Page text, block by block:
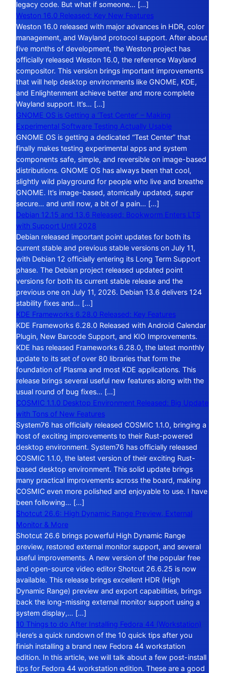
legacy code. But what if someone… […]
Weston 16.0 Released: Key New Features
Weston 16.0 released with major advances in HDR, color
management, and Wayland protocol support. After about
five months of development, the Weston project has
officially released Weston 16.0, the reference Wayland
compositor. This version brings important improvements
that will help desktop environments like GNOME, KDE,
and Enlightenment achieve better and more complete
Wayland support. It’s… […]
GNOME OS is Getting a ‘Test Center’ – Making
Experimental Software Testing Actually Usable
GNOME OS is getting a dedicated “Test Center” that
finally makes testing experimental apps and system
components safe, simple, and reversible on image-based
distributions. GNOME OS has always been that cool,
slightly wild playground for people who live and breathe
GNOME. It’s image-based, atomically updated, super
secure… and until now, a bit of a pain… […]
Debian 12.15 and 13.6 Released: Bookworm Enters LTS
with Support Until 2028
Debian released important point updates for both its
current stable and previous stable versions on July 11,
with Debian 12 officially entering its Long Term Support
phase. The Debian project released updated point
versions for both its current stable release and the
previous one on July 11, 2026. Debian 13.6 delivers 124
stability fixes and… […]
KDE Frameworks 6.28.0 Released: Key Features
KDE Frameworks 6.28.0 Released with Android Calendar
Plugin, New Barcode Support, and KIO Improvements.
KDE has released Frameworks 6.28.0, the latest monthly
update to its set of over 80 libraries that form the
foundation of Plasma and most KDE applications. This
release brings several useful new features along with the
usual round of bug fixes… […]
COSMIC 1.1.0 Desktop Environment Released: Big Update
with Tons of New Features
System76 has officially released COSMIC 1.1.0, bringing a
host of exciting improvements to their Rust-powered
desktop environment. System76 has officially released
COSMIC 1.1.0, the latest version of their exciting Rust-
based desktop environment. This solid update brings
many practical improvements across the board, making
COSMIC even more polished and enjoyable to use. I have
been following… […]
Shotcut 26.6: High Dynamic Range Preview, External
Monitor & More
Shotcut 26.6 brings powerful High Dynamic Range
preview, restored external monitor support, and several
useful improvements. A new version of the popular free
and open-source video editor Shotcut 26.6.25 is now
available. This release brings excellent HDR (High
Dynamic Range) preview and export capabilities, brings
back the long-missing external monitor support using a
system display,… […]
10 Things to do After Installing Fedora 44 (Workstation)
Here’s a quick rundown of the 10 quick tips after you
finish installing a brand new Fedora 44 workstation
edition. In this article, we will talk about a few post-install
tips for Fedora 44 workstation edition. These are a good